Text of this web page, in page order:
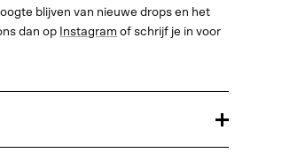
blijven van nieuwe drops en het
dan op Instagram of schrijf je in voor